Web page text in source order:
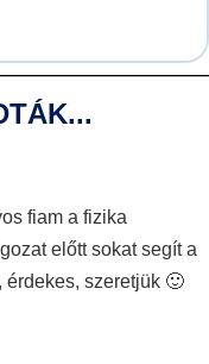
fiam a fizika
előtt sokat segít a
szeretjük 🙂